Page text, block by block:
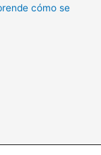
cómo se